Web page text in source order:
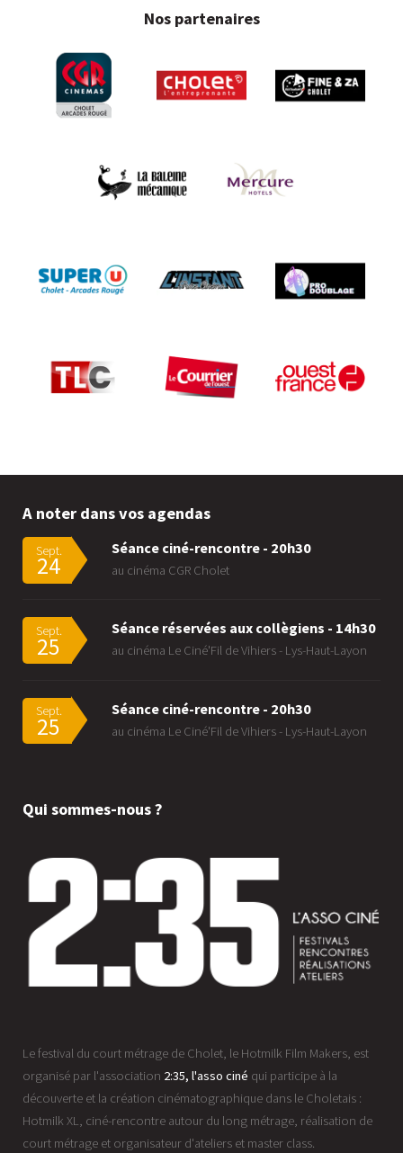
Nos partenaires
A noter dans vos agendas
Sept.
24
Séance ciné-rencontre - 20h30
au cinéma CGR Cholet
Sept.
25
Séance réservées aux collègiens - 14h30
au cinéma Le Ciné'Fil de Vihiers - Lys-Haut-Layon
Sept.
25
Séance ciné-rencontre - 20h30
au cinéma Le Ciné'Fil de Vihiers - Lys-Haut-Layon
Qui sommes-nous ?
Le festival du court métrage de Cholet, le Hotmilk Film Makers, est
organisé par l'association 2:35, l'asso ciné qui participe à la
découverte et la création cinématographique dans le Choletais :
Hotmilk XL, ciné-rencontre autour du long métrage, réalisation de
court métrage et organisateur d'ateliers et master class.